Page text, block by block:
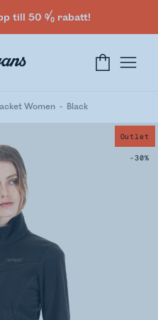
till 50 % rabatt!
Women Black
Outlet
-30%